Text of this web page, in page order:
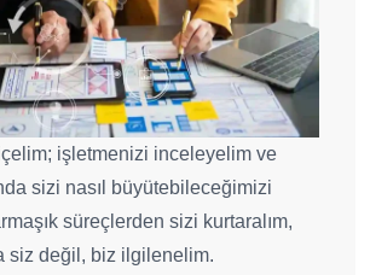
işletmenizi inceleyelim ve
sizi nasıl büyütebileceğimizi
süreçlerden sizi kurtaralım,
siz değil, biz ilgilenelim.